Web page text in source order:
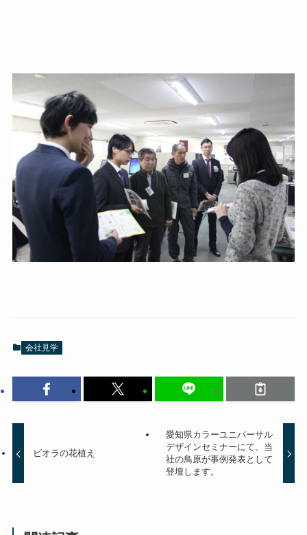
会社見学
ビオラの花植え
愛知県カラーユニバーサル
デザインセミナーにて、当
社の鳥原が事例発表として
登壇します。